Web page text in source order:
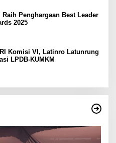
Penghargaan Best Leader
2025
Komisi VI, Latinro Latunrung
LPDB-KUMKM